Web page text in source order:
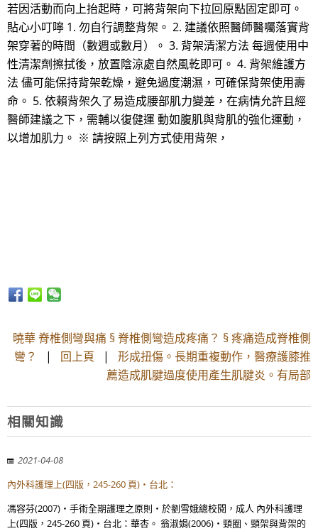
若因活動而向上抬起時，可將背架向下拉回原點固定即可。
貼心小叮嚀 1. 勿自行調整背架。 2. 建議依照醫師醫囑落實背
架穿著的時間（數週或數月）。 3. 背架清潔方法 每週使用中
性清潔劑擦拭後，放置陰涼處自然風乾即可。 4. 背架維護方
法 儘可能保持背架乾燥，避免過度潮濕，可確保背架使用壽
命。 5. 依賴背架久了易造成腰部肌力變差，在病情允許且經
醫師建議之下，需輔以復健運 動如腹肌與背肌的強化運動，
以增加肌力。 ※ 請按照上列方式使用背架，
曉華 脊椎側彎與痛 § 脊椎側彎造成疼痛？ § 疼痛造成脊椎側
彎？
| 回上頁 | 形成扭傷。長期重複動作，醫療護膝推
薦造成肌腱過度使用產生肌腱炎。有局部
相關知識
2021-04-08
內外科護理上(四版，245-260 頁)‧台北：
馮容芬(2007)‧手術全期護理之原則‧於劉雪娥總校閱，成人 內外科護理
上(四版，245-260 頁)‧台北：華杏。 翁淑娟(2006)‧頸圈、頸架與背架的